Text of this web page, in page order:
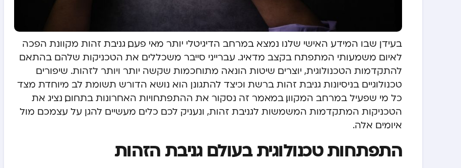
בעידן שבו המידע האישי שלנו נמצא במרחב הדיגיטלי יותר מאי פעם, גניבת זהות מקוונת הפכה
לאיום משמעותי המתפתח בקצב מדאיג. עברייני סייבר משכללים את הטכניקות שלהם בהתאם
להתקדמות הטכנולוגית, יוצרים שיטות הונאה מתוחכמות שקשה יותר ויותר לזהות. שיפורים
טכנולוגיים בניסיונות גניבת זהות ברשת וכיצד להתגונן הוא נושא הדורש תשומת לב מיוחדת מצד
כל מי שפעיל במרחב המקוון. במאמר זה נסקור את ההתפתחויות האחרונות בתחום, נציג את
הטכניקות המתקדמות המשמשות לגניבת זהות, ונעניק לכם כלים מעשיים להגן על עצמכם מול
איומים אלה.
התפתחות טכנולוגית בעולם גניבת הזהות